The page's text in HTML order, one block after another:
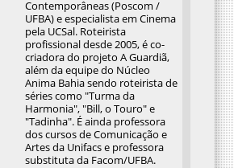
Contemporâneas (Poscom /
UFBA) e especialista em Cinema
pela UCSal. Roteirista
profissional desde 2005, é co-
criadora do projeto A Guardiã,
além da equipe do Núcleo
Anima Bahia sendo roteirista de
séries como "Turma da
Harmonia", "Bill, o Touro" e
"Tadinha". É ainda professora
dos cursos de Comunicação e
Artes da Unifacs e professora
substituta da Facom/UFBA.